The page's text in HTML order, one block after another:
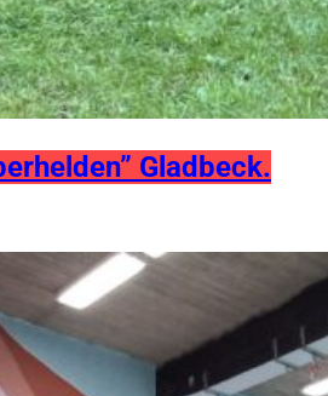
Gladbeck.